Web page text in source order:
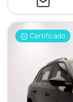
Certificado